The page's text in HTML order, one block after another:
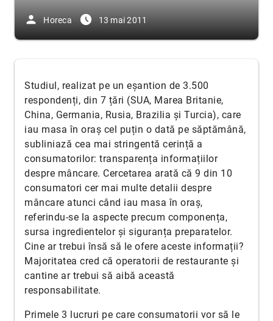
person Horeca access_time_filled 13 mai 2011
Studiul, realizat pe un eșantion de 3.500
respondenți, din 7 țări (SUA, Marea Britanie,
China, Germania, Rusia, Brazilia și Turcia), care
iau masa în oraș cel puțin o dată pe săptămână,
subliniază cea mai stringentă cerință a
consumatorilor: transparența informațiilor
despre mâncare. Cercetarea arată că 9 din 10
consumatori cer mai multe detalii despre
mâncare atunci când iau masa în oraș,
referindu-se la aspecte precum componența,
sursa ingredientelor și siguranța preparatelor.
Cine ar trebui însă să le ofere aceste informații?
Majoritatea cred că operatorii de restaurante și
cantine ar trebui să aibă această
responsabilitate.
Primele 3 lucruri pe care consumatorii vor să le